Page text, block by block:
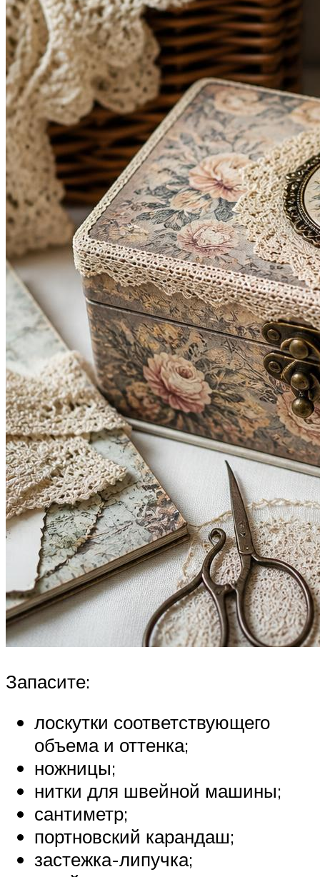
Запасите:
лоскутки соответствующего
объема и оттенка;
ножницы;
нитки для швейной машины;
сантиметр;
портновский карандаш;
застежка-липучка;